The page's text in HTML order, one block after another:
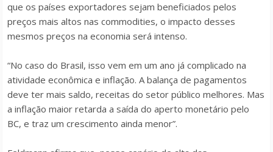
que os países exportadores sejam beneficiados pelos
preços mais altos nas commodities, o impacto desses
mesmos preços na economia será intenso.
“No caso do Brasil, isso vem em um ano já complicado na
atividade econômica e inflação. A balança de pagamentos
deve ter mais saldo, receitas do setor público melhores. Mas
a inflação maior retarda a saída do aperto monetário pelo
BC, e traz um crescimento ainda menor”.